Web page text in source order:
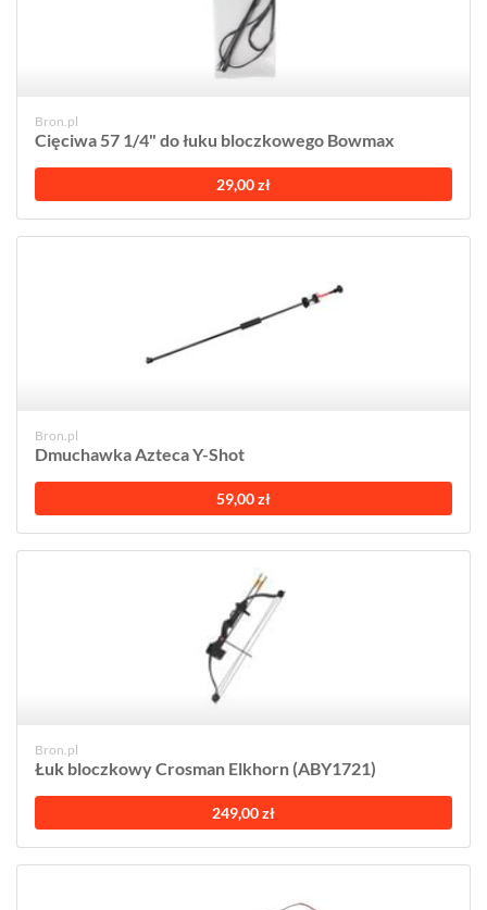
Bron.pl
Cięciwa 57 1/4" do łuku bloczkowego Bowmax
29,00 zł
Bron.pl
Dmuchawka Azteca Y-Shot
59,00 zł
Bron.pl
Łuk bloczkowy Crosman Elkhorn (ABY1721)
249,00 zł